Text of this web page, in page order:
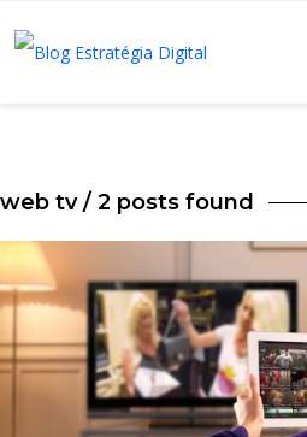
web tv/ 2 posts found